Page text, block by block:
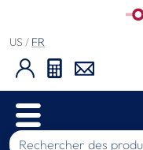
US / FR